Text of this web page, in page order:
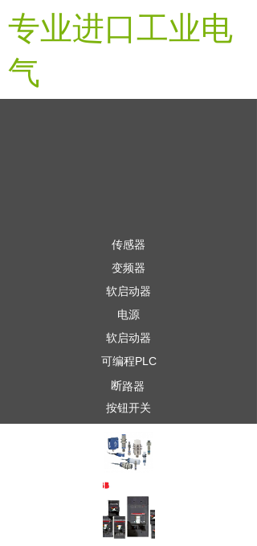
专业进口工业电
气
软启动器
可编程PLC
断路器
按钮开关
变频器
软启动器
传感器
电源